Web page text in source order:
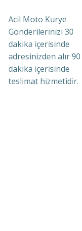
Acil Moto Kurye
Gönderilerinizi 30
dakika içerisinde
adresinizden alır 90
dakika içerisinde
teslimat hizmetidir.